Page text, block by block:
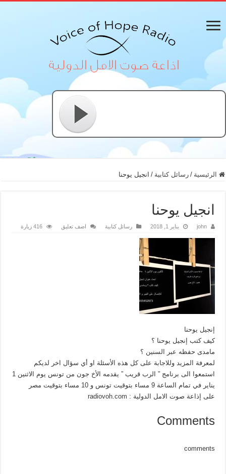
الرئيسية / رسائل كتابية / انجيل يوحنا
انجيل يوحنا
john يناير 1, 2018 رسائل كتابية اضف تعليق 416 زيارة
إنجيل يوحنا
كيف كتب إنجيل يوحنا ؟
مامدى حفظه عبر السنين ؟
لمعرفة المزيد وللاجابة على كل هذه الأسئلة او أي سؤال اخر لديكم
استمعوا الى برنامج ” الرب قريب ” يقدمه الأخ جون من تونس يوم الاثنين 1
يناير في تمام الساعة 9 مساء بتوقيت تونس و 10 مساء بتوقيت مصر
على إذاعة صوت الامل الدولية : radiovoh.com
Comments
comments